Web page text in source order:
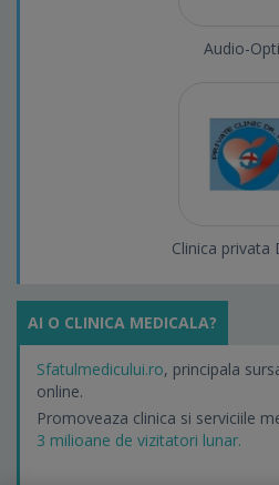
Audio-
Clinica privata
AI O CLINICA MEDICALA?
Sfatulmedicului.ro, principala
online.
Promoveaza clinica si serviciile
3 milioane de vizitatori lunar.